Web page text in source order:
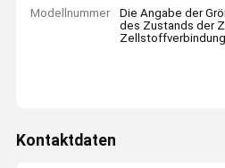
Modellnummer
Die Angabe der
des Zustands der
Kontaktdaten